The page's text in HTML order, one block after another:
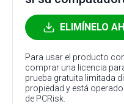
ELIMÍNELO
Para usar el producto
comprar una licencia
prueba gratuita limitada
propiedad y está
de PCRisk.